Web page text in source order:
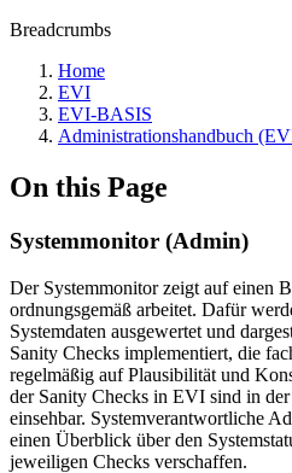
Breadcrumbs
Home
EVI
EVI-BASIS
Administrationshandbuch
On this Page
Systemmonitor (Admin)
Der Systemmonitor zeigt auf einen
ordnungsgemäß arbeitet. Dafür
Systemdaten ausgewertet und
Sanity Checks implementiert, die
regelmäßig auf Plausibilität und
der Sanity Checks in EVI sind in
einsehbar. Systemverantwortliche
einen Überblick über den
jeweiligen Checks verschaffen.